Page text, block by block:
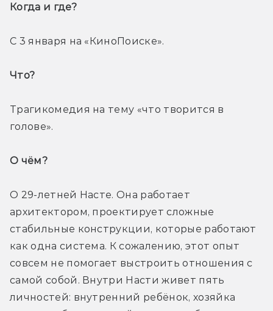
Когда и где?
С 3 января на «КиноПоиске».
Что?
Трагикомедия на тему «что творится в
голове».
О чём?
О 29-летней Насте. Она работает
архитектором, проектирует сложные
стабильные конструкции, которые работают
как одна система. К сожалению, этот опыт
совсем не помогает выстроить отношения с
самой собой. Внутри Насти живет пять
личностей: внутренний ребёнок, хозяйка